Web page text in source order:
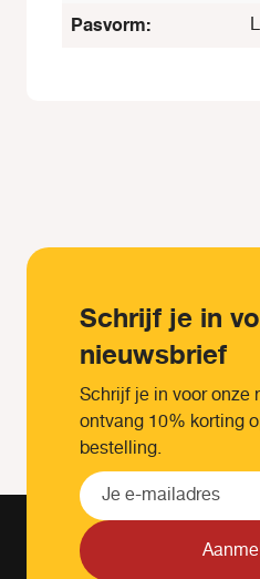
Pasvorm:
Schrijf je in
nieuwsbrief
Schrijf je in voor onze
ontvang 10% korting
bestelling.